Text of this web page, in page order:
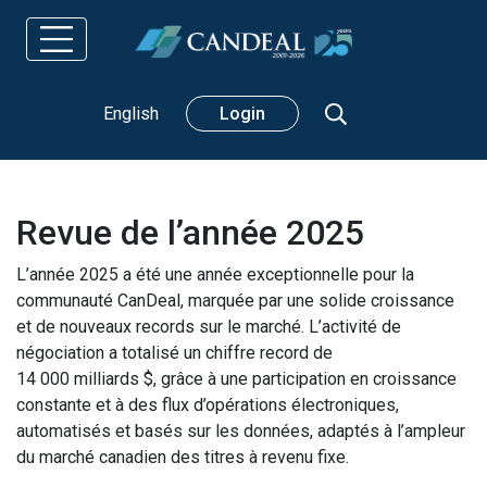
English Login Rechercher
Revue de l’année 2025
L’année 2025 a été une année exceptionnelle pour la
communauté CanDeal, marquée par une solide croissance
et de nouveaux records sur le marché. L’activité de
négociation a totalisé un chiffre record de
14 000 milliards $, grâce à une participation en croissance
constante et à des flux d’opérations électroniques,
automatisés et basés sur les données, adaptés à l’ampleur
du marché canadien des titres à revenu fixe.